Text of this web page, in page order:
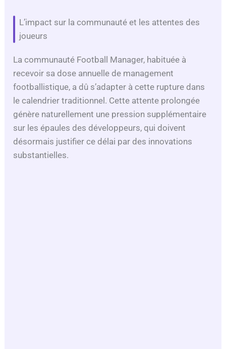
L’impact sur la communauté et les attentes des
joueurs
La communauté Football Manager, habituée à
recevoir sa dose annuelle de management
footballistique, a dû s’adapter à cette rupture dans
le calendrier traditionnel. Cette attente prolongée
génère naturellement une pression supplémentaire
sur les épaules des développeurs, qui doivent
désormais justifier ce délai par des innovations
substantielles.